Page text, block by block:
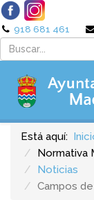
918 681 461
Está aquí:
Normativa
Noticias
Campos